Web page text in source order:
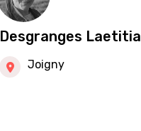
Desgranges Laetitia
Joigny